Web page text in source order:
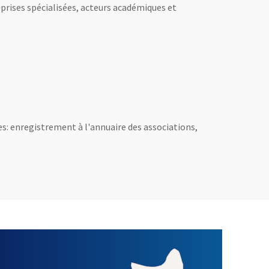
spécialisées, acteurs académiques et
fenêtre
enregistrement à l'annuaire des associations,